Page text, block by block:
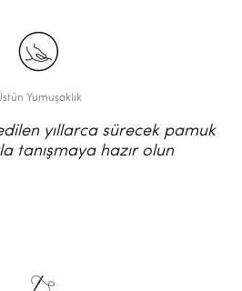
Yumuşaklık
yıllarca sürecek pamuk
tanışmaya hazır olun